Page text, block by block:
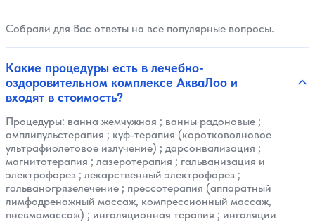
Собрали для Вас ответы на все популярные вопросы.
Какие процедуры есть в лечебно-
оздоровительном комплексе АкваЛоо и
входят в стоимость?
Процедуры: ванна жемчужная ; ванны радоновые ;
амплипульстерапия ; куф-терапия (коротковолновое
ультрафиолетовое излучение) ; дарсонвализация ;
магнитотерапия ; лазеротерапия ; гальванизация и
электрофорез ; лекарственный электрофорез ;
гальваногрязелечение ; прессотерапия (аппаратный
лимфодренажный массаж, компрессионный массаж,
пневмомассаж) ; ингаляционная терапия ; ингаляции